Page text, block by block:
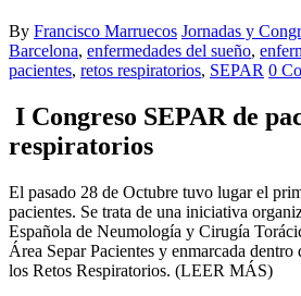
By Francisco Marruecos Jornadas y
Barcelona, enfermedades del sueño,
pacientes, retos respiratorios, SEPAR 0
I Congreso SEPAR de
respiratorios
El pasado 28 de Octubre tuvo lugar el
pacientes. Se trata de una iniciativa
Española de Neumología y Cirugía
Área Separ Pacientes y enmarcada
los Retos Respiratorios. (LEER MÁS)